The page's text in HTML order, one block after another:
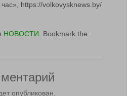
https://volkovysknews.by/
НОВОСТИ. Bookmark the
опубликован.